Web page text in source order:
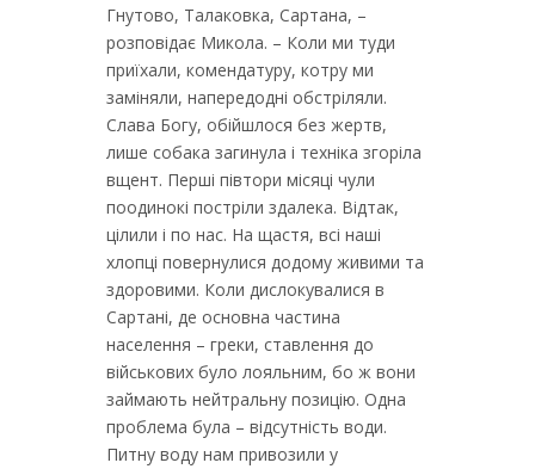
Гнутово, Талаковка, Сартана, –
розповідає Микола. – Коли ми туди
приїхали, комендатуру, котру ми
заміняли, напередодні обстріляли.
Слава Богу, обійшлося без жертв,
лише собака загинула і техніка згоріла
вщент. Перші півтори місяці чули
поодинокі постріли здалека. Відтак,
цілили і по нас. На щастя, всі наші
хлопці повернулися додому живими та
здоровими. Коли дислокувалися в
Сартані, де основна частина
населення – греки, ставлення до
військових було лояльним, бо ж вони
займають нейтральну позицію. Одна
проблема була – відсутність води.
Питну воду нам привозили у